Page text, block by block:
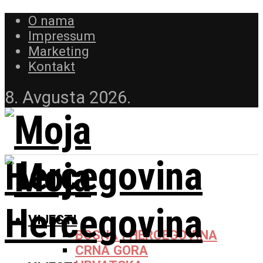
O nama
Impressum
Marketing
Kontakt
8. Avgusta 2026.
VIJESTI
BOSNA I HERCEGOVINA
CRNA GORA